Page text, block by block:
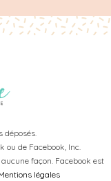
de Facebook, Inc.
façon. Facebook est
légales